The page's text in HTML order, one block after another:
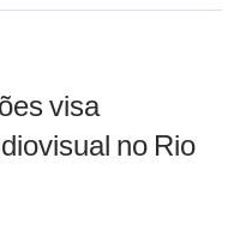
visa
no Rio